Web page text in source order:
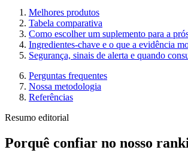
Melhores produtos
Tabela comparativa
Como escolher um suplemento para a
Ingredientes-chave e o que a evidência
Segurança, sinais de alerta e quando
Perguntas frequentes
Nossa metodologia
Referências
Resumo editorial
Porquê confiar no nosso